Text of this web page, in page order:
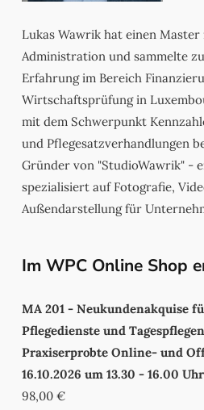
Lukas Wawrik hat einen Master
Administration und sammelte
Erfahrung im Bereich
Wirtschaftsprüfung in
mit dem Schwerpunkt
und Pflegesatzverhandlungen
Gründer von "StudioWawrik" -
spezialisiert auf Fotografie,
Außendarstellung für
Im WPC Online Shop
MA 201 - Neukundenakquise
Pflegedienste und
Praxiserprobte Online- und
16.10.2026 um 13.30 - 16.00 Uhr
98,00 €